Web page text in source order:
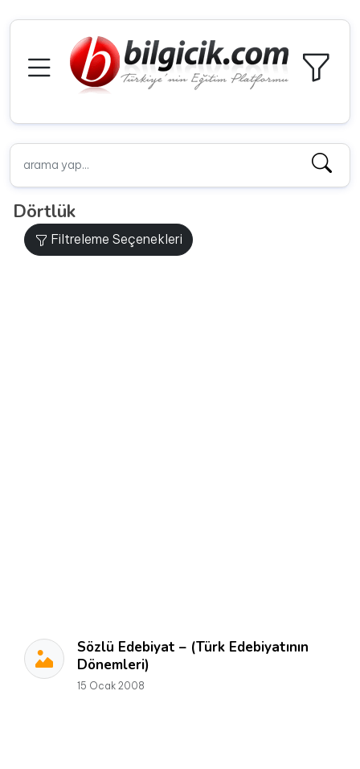
Dörtlük
Filtreleme Seçenekleri
Sözlü Edebiyat – (Türk Edebiyatının
Dönemleri)
15 Ocak 2008